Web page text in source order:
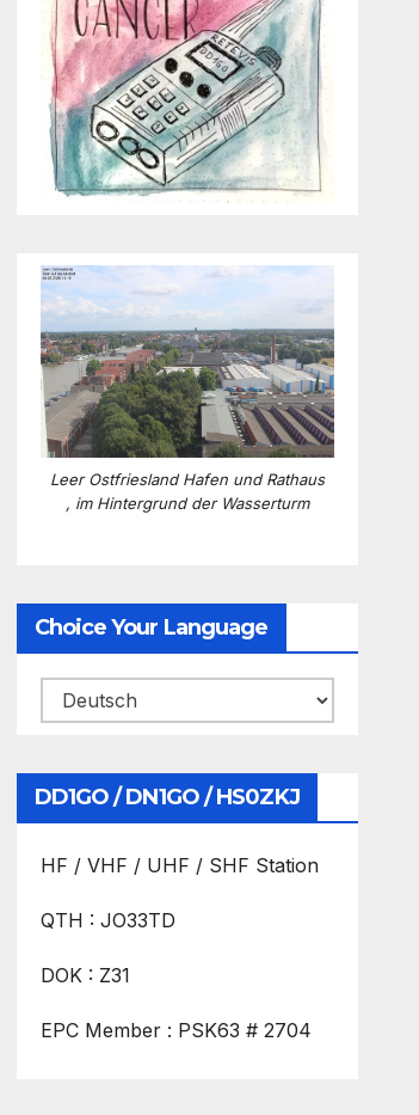
Leer Ostfriesland Hafen und Rathaus
, im Hintergrund der Wasserturm
Choice Your Language
DD1GO / DN1GO / HS0ZKJ
HF / VHF / UHF / SHF Station
QTH : JO33TD
DOK : Z31
EPC Member : PSK63 # 2704